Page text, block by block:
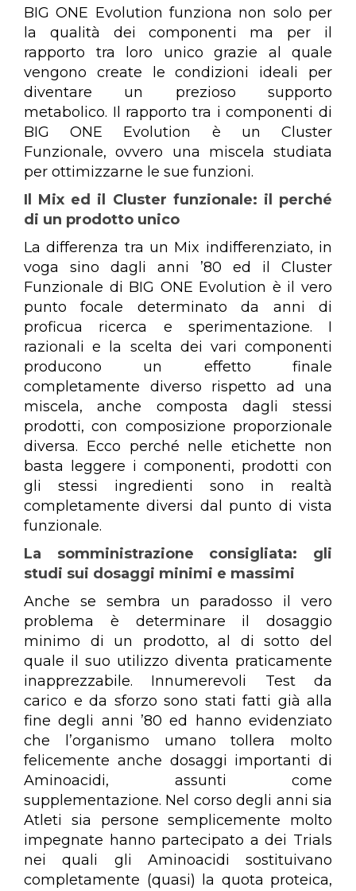
BIG ONE Evolution funziona non solo per
la qualità dei componenti ma per il
rapporto tra loro unico grazie al quale
vengono create le condizioni ideali per
diventare un prezioso supporto
metabolico. Il rapporto tra i componenti di
BIG ONE Evolution è un Cluster
Funzionale, ovvero una miscela studiata
per ottimizzarne le sue funzioni.
Il Mix ed il Cluster funzionale: il perché
di un prodotto unico
La differenza tra un Mix indifferenziato, in
voga sino dagli anni ’80 ed il Cluster
Funzionale di BIG ONE Evolution è il vero
punto focale determinato da anni di
proficua ricerca e sperimentazione. I
razionali e la scelta dei vari componenti
producono un effetto finale
completamente diverso rispetto ad una
miscela, anche composta dagli stessi
prodotti, con composizione proporzionale
diversa. Ecco perché nelle etichette non
basta leggere i componenti, prodotti con
gli stessi ingredienti sono in realtà
completamente diversi dal punto di vista
funzionale.
La somministrazione consigliata: gli
studi sui dosaggi minimi e massimi
Anche se sembra un paradosso il vero
problema è determinare il dosaggio
minimo di un prodotto, al di sotto del
quale il suo utilizzo diventa praticamente
inapprezzabile. Innumerevoli Test da
carico e da sforzo sono stati fatti già alla
fine degli anni ’80 ed hanno evidenziato
che l’organismo umano tollera molto
felicemente anche dosaggi importanti di
Aminoacidi, assunti come
supplementazione. Nel corso degli anni sia
Atleti sia persone semplicemente molto
impegnate hanno partecipato a dei Trials
nei quali gli Aminoacidi sostituivano
completamente (quasi) la quota proteica,